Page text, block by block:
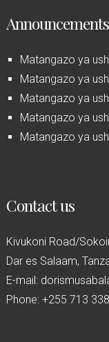
Matangazo ya
Matangazo ya
Matangazo ya
Matangazo ya
Matangazo ya
Contact us
Kivukoni Road/
Dar es Salaam,
E-mail:
Phone: +255 713